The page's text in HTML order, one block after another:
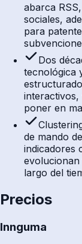
abarca
sociales,
para
Dos
tecnológica
interactivos,
poner en
de mando
indicadores
largo del
Precios
Innguma